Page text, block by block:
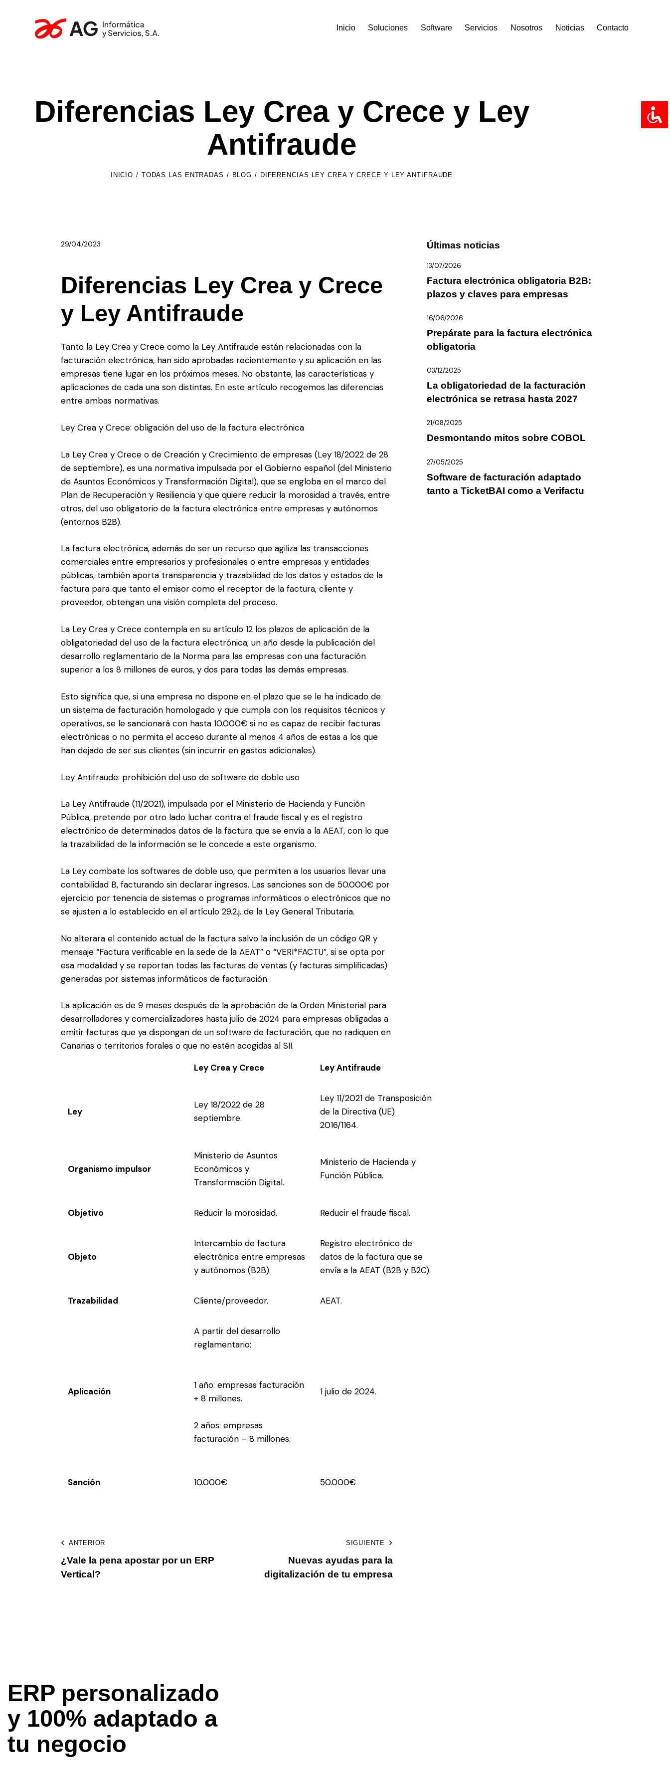
Inicio Soluciones Software Servicios Nosotros Noticias Contacto
Diferencias Ley Crea y Crece y Ley
Antifraude
INICIO TODAS LAS ENTRADAS BLOG DIFERENCIAS LEY CREA Y CRECE Y LEY ANTIFRAUDE
29/04/2023
Diferencias Ley Crea y Crece
y Ley Antifraude
Tanto la Ley Crea y Crece como la Ley Antifraude están relacionadas con la
facturación electrónica, han sido aprobadas recientemente y su aplicación en las
empresas tiene lugar en los próximos meses. No obstante, las características y
aplicaciones de cada una son distintas. En este artículo recogemos las diferencias
entre ambas normativas.
Ley Crea y Crece: obligación del uso de la factura electrónica
La Ley Crea y Crece o de Creación y Crecimiento de empresas (Ley 18/2022 de 28
de septiembre), es una normativa impulsada por el Gobierno español (del Ministerio
de Asuntos Económicos y Transformación Digital), que se engloba en el marco del
Plan de Recuperación y Resiliencia y que quiere reducir la morosidad a través, entre
otros, del uso obligatorio de la factura electrónica entre empresas y autónomos
(entornos B2B).
La factura electrónica, además de ser un recurso que agiliza las transacciones
comerciales entre empresarios y profesionales o entre empresas y entidades
públicas, también aporta transparencia y trazabilidad de los datos y estados de la
factura para que tanto el emisor como el receptor de la factura, cliente y
proveedor, obtengan una visión completa del proceso.
La Ley Crea y Crece contempla en su artículo 12 los plazos de aplicación de la
obligatoriedad del uso de la factura electrónica; un año desde la publicación del
desarrollo reglamentario de la Norma para las empresas con una facturación
superior a los 8 millones de euros, y dos para todas las demás empresas.
Esto significa que, si una empresa no dispone en el plazo que se le ha indicado de
un sistema de facturación homologado y que cumpla con los requisitos técnicos y
operativos, se le sancionará con hasta 10.000€ si no es capaz de recibir facturas
electrónicas o no permita el acceso durante al menos 4 años de estas a los que
han dejado de ser sus clientes (sin incurrir en gastos adicionales).
Ley Antifraude: prohibición del uso de software de doble uso
La Ley Antifraude (11/2021), impulsada por el Ministerio de Hacienda y Función
Pública, pretende por otro lado luchar contra el fraude fiscal y es el registro
electrónico de determinados datos de la factura que se envía a la AEAT, con lo que
la trazabilidad de la información se le concede a este organismo.
La Ley combate los softwares de doble uso, que permiten a los usuarios llevar una
contabilidad B, facturando sin declarar ingresos. Las sanciones son de 50.000€ por
ejercicio por tenencia de sistemas o programas informáticos o electrónicos que no
se ajusten a lo establecido en el artículo 29.2.j. de la Ley General Tributaria.
No alterara el contenido actual de la factura salvo la inclusión de un código QR y
mensaje “Factura verificable en la sede de la AEAT” o “VERI*FACTU”, si se opta por
esa modalidad y se reportan todas las facturas de ventas (y facturas simplificadas)
generadas por sistemas informáticos de facturación.
La aplicación es de 9 meses después de la aprobación de la Orden Ministerial para
desarrolladores y comercializadores hasta julio de 2024 para empresas obligadas a
emitir facturas que ya dispongan de un software de facturación, que no radiquen en
Canarias o territorios forales o que no estén acogidas al SII.
Ley Crea y Crece
Ley Antifraude
Ley
Ley 18/2022 de 28
septiembre.
Ley 11/2021 de Transposición
de la Directiva (UE)
2016/1164.
Organismo impulsor
Ministerio de Asuntos
Económicos y
Transformación Digital.
Ministerio de Hacienda y
Función Pública.
Objetivo Reducir la morosidad. Reducir el fraude fiscal.
Objeto
Intercambio de factura
electrónica entre empresas
y autónomos (B2B).
Registro electrónico de
datos de la factura que se
envía a la AEAT (B2B y B2C).
Trazabilidad Cliente/proveedor. AEAT.
Aplicación
A partir del desarrollo
reglamentario:
1 año: empresas facturación
+ 8 millones.
2 años: empresas
facturación – 8 millones.
1 julio de 2024.
Sanción 10.000€ 50.000€
ANTERIOR
¿Vale la pena apostar por un ERP
Vertical?
SIGUIENTE
Nuevas ayudas para la
digitalización de tu empresa
Últimas noticias
13/07/2026
Factura electrónica obligatoria B2B:
plazos y claves para empresas
16/06/2026
Prepárate para la factura electrónica
obligatoria
03/12/2025
La obligatoriedad de la facturación
electrónica se retrasa hasta 2027
21/08/2025
Desmontando mitos sobre COBOL
27/05/2025
Software de facturación adaptado
tanto a TicketBAI como a Verifactu
ERP personalizado
y 100% adaptado a
tu negocio